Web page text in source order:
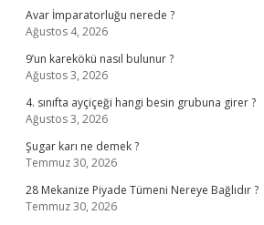
Avar İmparatorluğu nerede ?
Ağustos 4, 2026
9’un karekökü nasıl bulunur ?
Ağustos 3, 2026
4. sınıfta ayçiçeği hangi besin grubuna girer ?
Ağustos 3, 2026
Şugar karı ne demek ?
Temmuz 30, 2026
28 Mekanize Piyade Tümeni Nereye Bağlıdır ?
Temmuz 30, 2026